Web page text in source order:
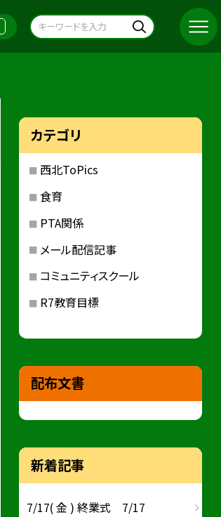
カテゴリ
西北ToPics
食育
PTA関係
メール配信記事
コミュニティスクール
R7教育目標
配布文書
新着記事
7/17( 金 ) 終業式 7/17